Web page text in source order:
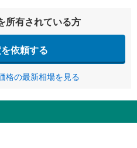
所有されている方
依頼する
格の最新相場を見る